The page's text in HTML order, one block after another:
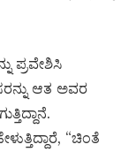
ಪ್ರವೇಶಿಸಿ
ಆತ ಅವರ
“ಚಿಂತೆ